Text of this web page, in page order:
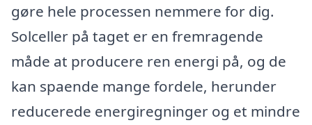
gøre hele processen nemmere for dig.
Solceller på taget er en fremragende
måde at producere ren energi på, og de
kan spaende mange fordele, herunder
reducerede energiregninger og et mindre